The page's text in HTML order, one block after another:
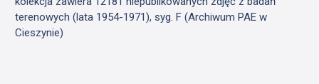
terenowych (lata 1954-1971), syg. F (Archiwum PAE w
Cieszynie)